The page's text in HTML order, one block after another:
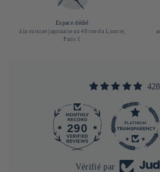
Espace dédié
à la cuisine japonaise au 40 rue du Louvre,
Paris 1
290
Vérifié par